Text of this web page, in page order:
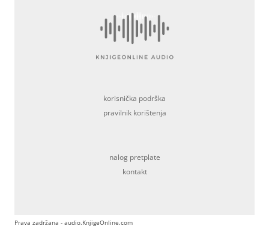
korisnička podrška
pravilnik korištenja
nalog pretplate
kontakt
Prava zadržana - audio.KnjigeOnline.com